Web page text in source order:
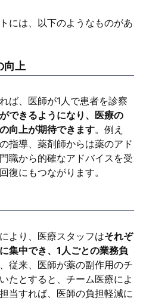
には、以下のようなものがあ
向上
ば、医師が1人で患者を診察
できるようになり、医療の
向上が期待できます。例え
指導、薬剤師からは薬のアド
職から的確なアドバイスを受
復にもつながります。
より、医療スタッフはそれぞ
集中でき、1人ごとの業務負
従来、医師が薬の副作用のチ
たとすると、チーム医療によ
当すれば、医師の負担軽減に